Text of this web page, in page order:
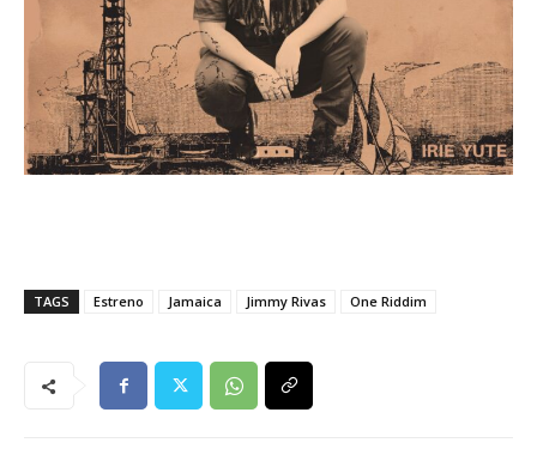
TAGS Estreno Jamaica Jimmy Rivas One Riddim